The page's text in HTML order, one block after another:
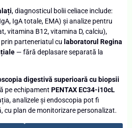
, diagnosticul bolii celiace include:
IgA totale, EMA) și analize pentru
vitamina B12, vitamina D, calciu),
parteneriatul cu laboratorul Regina
— fără deplasare separată la
digestivă superioară cu biopsii
pe echipament PENTAX EC34-i10cL
analizele și endoscopia pot fi
cu plan de monitorizare personalizat.